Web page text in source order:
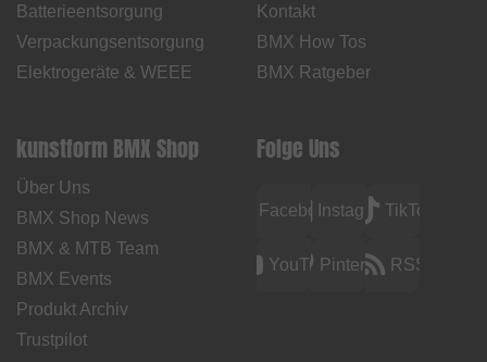
Batterieentsorgung
Verpackungsentsorgung
Elektrogeräte & WEEE
Kontakt
BMX How Tos
BMX Ratgeber
kunstform BMX Shop
Über Uns
BMX Shop News
BMX & MTB Team
BMX Events
Produkt Archiv
Trustpilot
Folge Uns
FacebookInstagramTikTok
YouTubePinterest RSS